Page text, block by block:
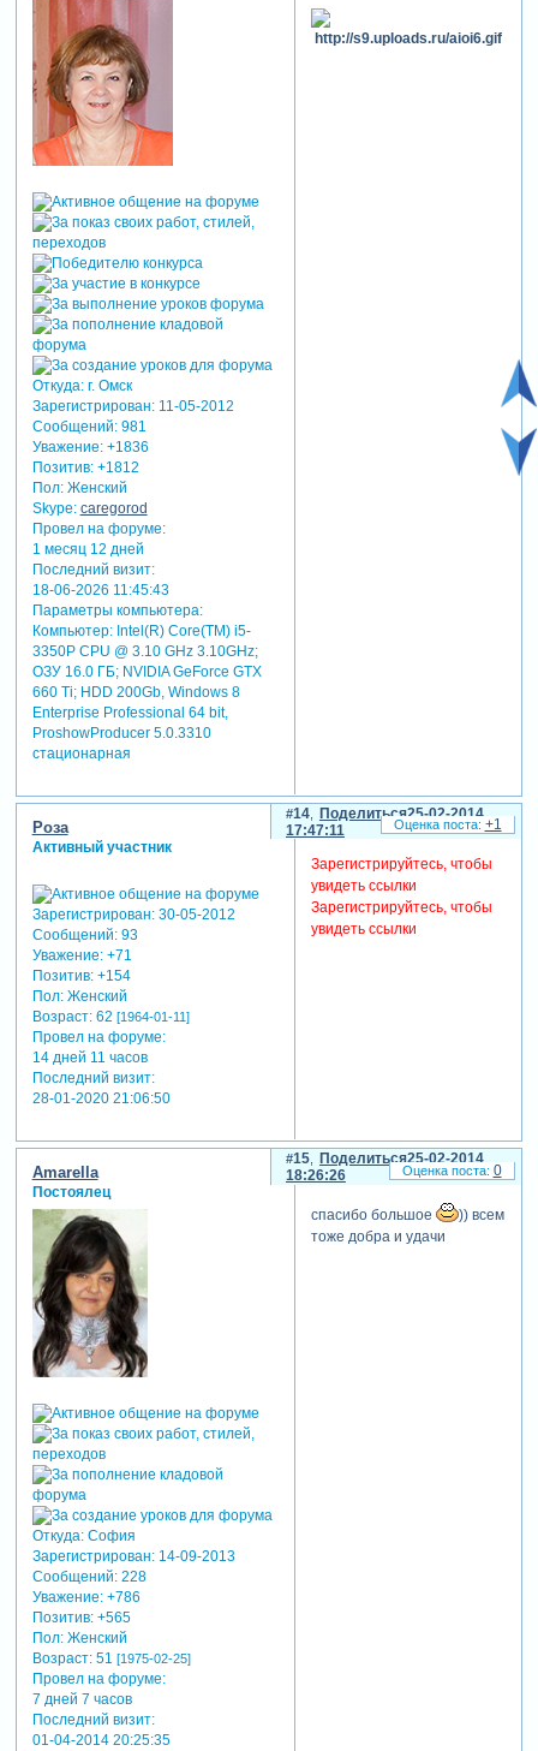
Откуда:г. Омск
Зарегистрирован: 11-05-2012
Сообщений:981
Уважение: +1836
Позитив: +1812
Пол:Женский
Skype: caregorod
Провел на форуме:
1 месяц 12 дней
Последний визит:
18-06-2026 11:45:43
Параметры компьютера:
Компьютер: Intel(R) Core(TM) i5-
3350P CPU @ 3.10 GHz 3.10GHz;
ОЗУ 16.0 ГБ; NVIDIA GeForce GTX
660 Ti; HDD 200Gb, Windows 8
Enterprise Professional 64 bit,
ProshowProducer 5.0.3310
стационарная
Поделиться
14
25-02-2014
17:47:11
Роза
Активный участник
Зарегистрирован: 30-05-2012
Сообщений:93
Уважение: +71
Позитив: +154
Пол:Женский
Возраст:62 [1964-01-11]
Провел на форуме:
14 дней 11 часов
Последний визит:
28-01-2020 21:06:50
Зарегистрируйтесь, чтобы
увидеть ссылки
Зарегистрируйтесь, чтобы
увидеть ссылки
+1
Поделиться
15
25-02-2014
18:26:26
Amarella
Постоялец
Откуда:София
Зарегистрирован: 14-09-2013
Сообщений:228
Уважение: +786
Позитив: +565
Пол:Женский
Возраст:51 [1975-02-25]
Провел на форуме:
7 дней 7 часов
Последний визит:
01-04-2014 20:25:35
спасибо большое
)) всем
тоже добра и удачи
0